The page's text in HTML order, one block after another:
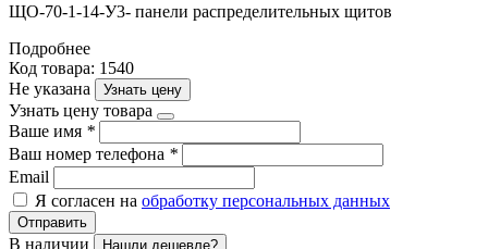
ЩО-70-1-14-У3- панели распределительных щитов
Подробнее
Код товара: 1540
Не указана
Узнать цену
Узнать цену товара
Ваше имя *
Ваш номер телефона *
Email
Я согласен на обработку персональных данных
Отправить
В наличии
Нашли дешевле?